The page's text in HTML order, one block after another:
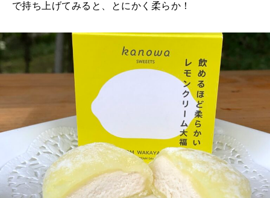
で持ち上げてみると、とにかく柔らか！